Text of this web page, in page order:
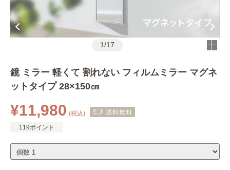
1/17
鏡 ミラー 軽くて 割れない フィルムミラー マグネ
ットタイプ 28×150㎝
¥11,980 (税込)
119ポイント